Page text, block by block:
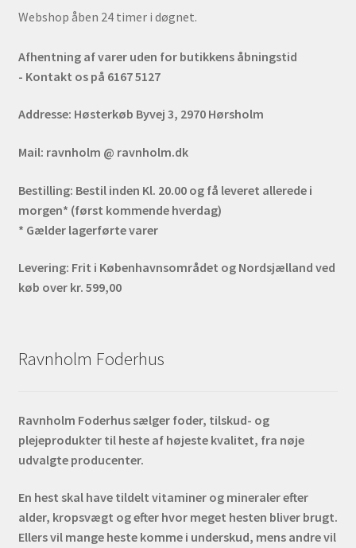
Webshop åben 24 timer i døgnet.
Afhentning af varer uden for butikkens åbningstid
- Kontakt os på 6167 5127
Addresse: Høsterkøb Byvej 3, 2970 Hørsholm
Mail: ravnholm @ ravnholm.dk
Bestilling: Bestil inden Kl. 20.00 og få leveret allerede i
morgen* (først kommende hverdag)
* Gælder lagerførte varer
Levering: Frit i Københavnsområdet og Nordsjælland ved
køb over kr. 599,00
Ravnholm Foderhus
Ravnholm Foderhus sælger foder, tilskud- og
plejeprodukter til heste af højeste kvalitet, fra nøje
udvalgte producenter.
En hest skal have tildelt vitaminer og mineraler efter
alder, kropsvægt og efter hvor meget hesten bliver brugt.
Ellers vil mange heste komme i underskud, mens andre vil